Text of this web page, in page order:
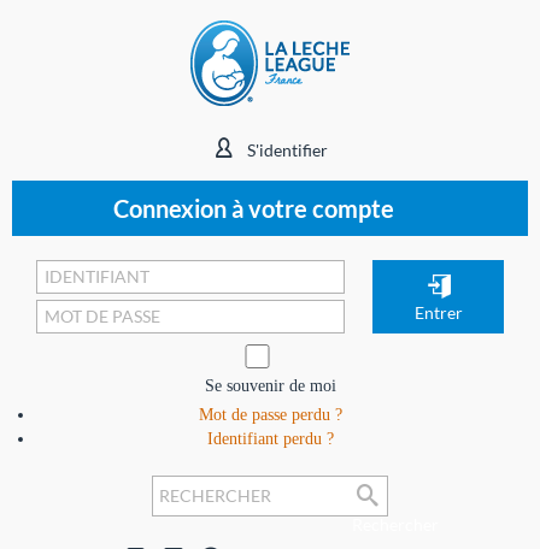
S'identifier
Connexion à votre compte
Se souvenir de moi
Mot de passe perdu ?
Identifiant perdu ?